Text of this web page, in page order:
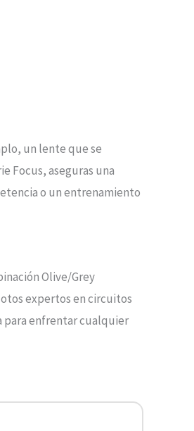
un lente que se
Focus, aseguras una
o un entrenamiento
Olive/Grey
expertos en circuitos
para enfrentar cualquier